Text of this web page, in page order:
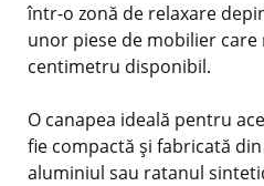
într-o zonă de relaxare
unor piese de mobilier care
centimetru disponibil.
O canapea ideală pentru
fie compactă și fabricată
aluminiul sau ratanul